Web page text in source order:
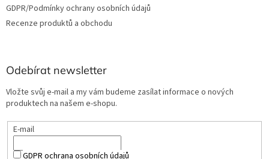
GDPR/Podmínky ochrany osobních údajů
Recenze produktů a obchodu
Odebírat newsletter
Vložte svůj e-mail a my vám budeme zasílat informace o nových
produktech na našem e-shopu.
E-mail
GDPR ochrana osobních údajů